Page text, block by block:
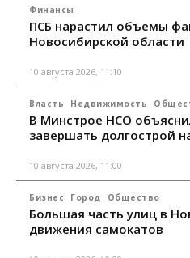
Финансы
ПСБ нарастил объемы
Новосибирской области
10 августа 2026, 11:10
Власть Недвижимость
В Минстрое НСО
завершать долгострой
10 августа 2026, 11:00
Бизнес Город Общество
Большая часть улиц в
движения самокатов